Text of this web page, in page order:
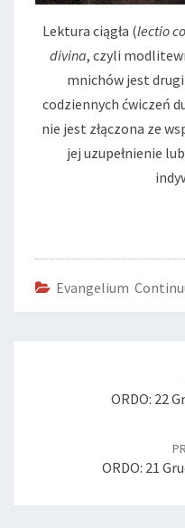
Lektura ciągła (lectio
divina, czyli
mnichów jest
codziennych ćwiczeń
nie jest złączona ze
jej uzupełnienie
Evangelium
ORDO: 22
ORDO: 21